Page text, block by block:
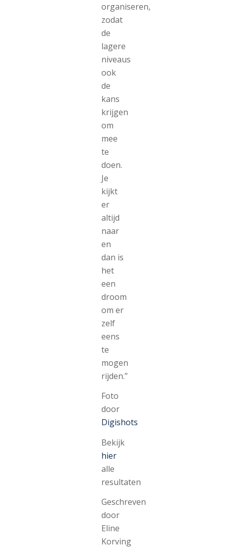
organiseren,
zodat
de
lagere
niveaus
ook
de
kans
krijgen
om
mee
te
doen.
Je
kijkt
er
altijd
naar
en
dan is
het
een
droom
om er
zelf
eens
te
mogen
rijden.’’
Foto
door
Digishots
Bekijk
hier
alle
resultaten
Geschreven
door
Eline
Korving